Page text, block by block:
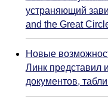
устраняющий
and the Great
Новые
Линк представил
документов,